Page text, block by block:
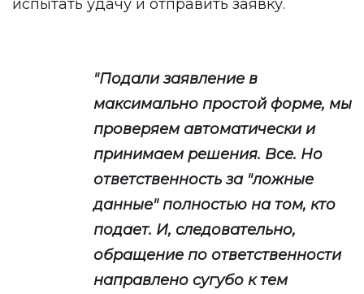
испытать удачу и отправить заявку.
"Подали заявление в
максимально простой форме, мы
проверяем автоматически и
принимаем решения. Все. Но
ответственность за "ложные
данные" полностью на том, кто
подает. И, следовательно,
обращение по ответственности
направлено сугубо к тем